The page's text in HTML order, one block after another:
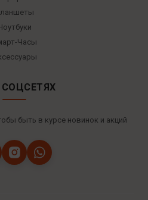
Часы
быть в курсе новинок и акций